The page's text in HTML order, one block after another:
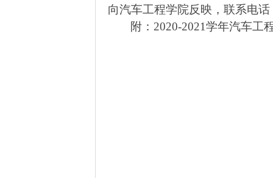
向汽车工程学院反映，联系电话
附： 2020-2021学年汽车工